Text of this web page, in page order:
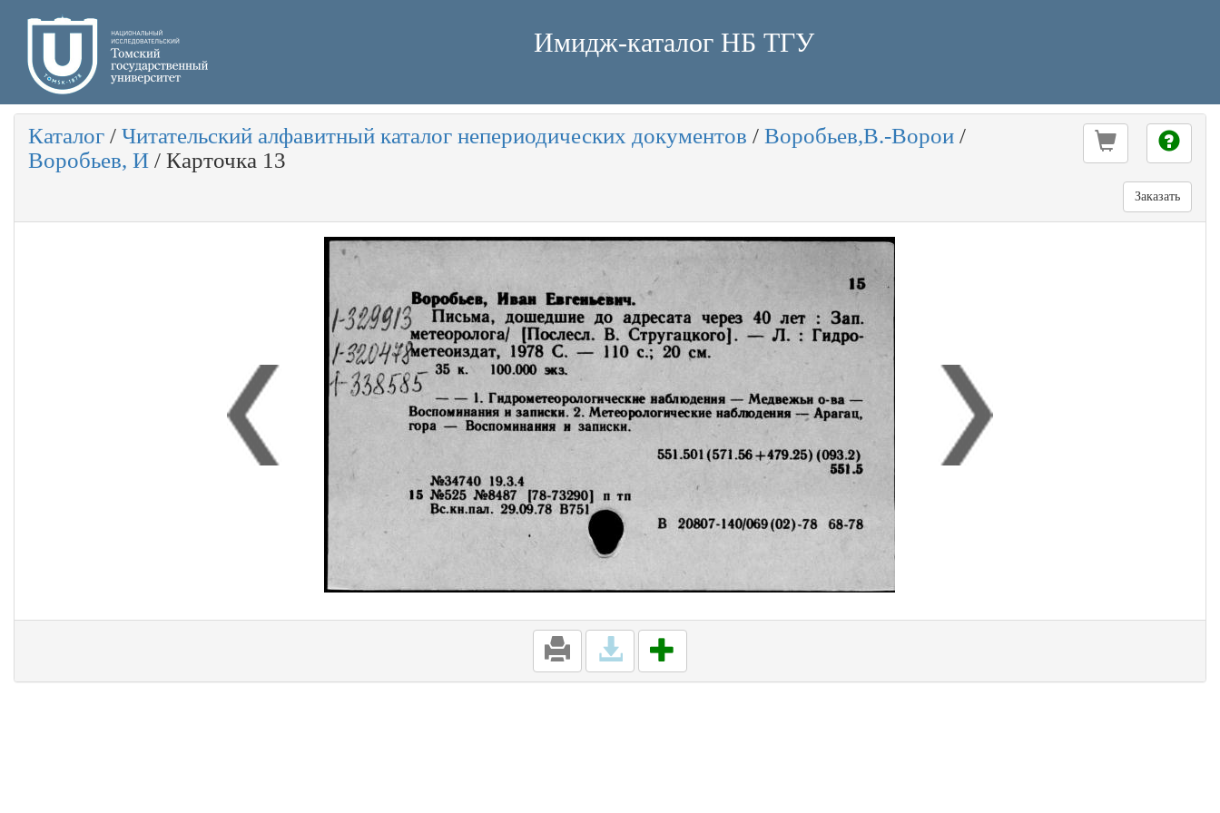
Имидж-каталог НБ ТГУ
Каталог / Читательский алфавитный каталог непериодических документов / Воробьев,В.-Ворои /
Воробьев, И / Карточка 13
Заказать